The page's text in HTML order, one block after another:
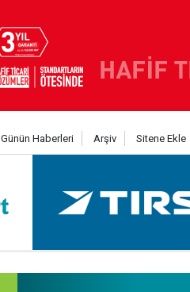
Günün Haberleri Arşiv Sitene Ekle